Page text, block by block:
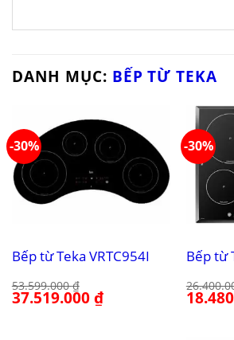
DANH MỤC: BẾP TỪ TEKA
-30%
Bếp từ Teka VRTC954I
53.599.000₫
Giá
gốc
37.519.000₫Giá
hiện
-30%
Bếp từ
Giá
gốc